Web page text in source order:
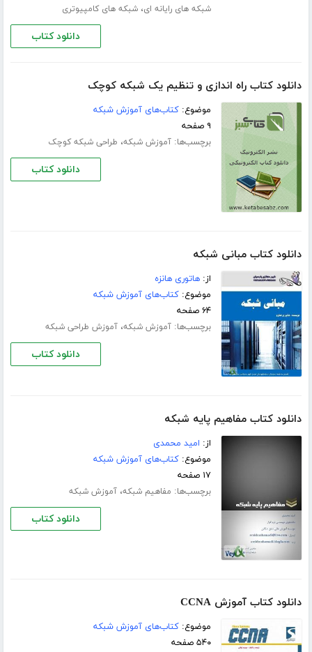
شبکه های رایانه ای،شبکه های کامپیوتری
دانلود کتاب
دانلود کتاب راه اندازی و تنظیم یک شبکه کوچک
موضوع:کتاب‌های آموزش شبکه
۹ صفحه
برچسب‌ها:آموزش شبکه، طراحی شبکه کوچک
دانلود کتاب
دانلود کتاب مبانی شبکه
از:هاتوری هانزه
موضوع:کتاب‌های آموزش شبکه
۶۴ صفحه
برچسب‌ها:آموزش شبکه،آموزش طراحی شبکه
دانلود کتاب
دانلود کتاب مفاهیم پایه شبکه
از: امید محمدی
موضوع:کتاب‌های آموزش شبکه
۱۷ صفحه
برچسب‌ها: مفاهیم شبکه،آموزش شبکه
دانلود کتاب
دانلود کتاب آموزش CCNA
موضوع:کتاب‌های آموزش شبکه
۵۴۰ صفحه